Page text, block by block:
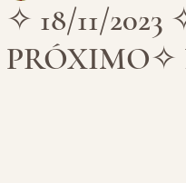
✧ 18/11/
PRÓXIMO✧